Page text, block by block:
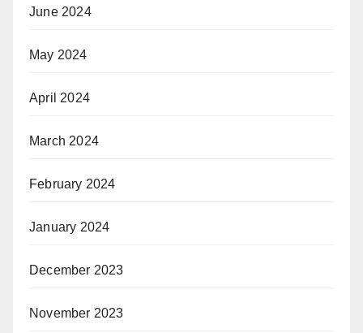
June 2024
May 2024
April 2024
March 2024
February 2024
January 2024
December 2023
November 2023